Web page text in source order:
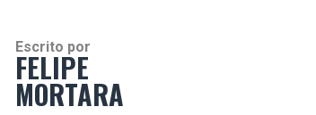
Escrito por
FELIPE
MORTARA